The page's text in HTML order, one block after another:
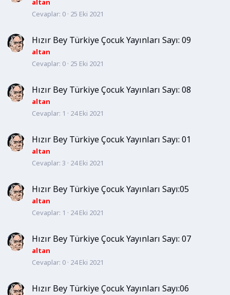
altan
Cevaplar 0 25 Eki 2021
Hızır Bey Türkiye Çocuk Yayınları Sayı: 09
altan
Cevaplar 0 25 Eki 2021
Hızır Bey Türkiye Çocuk Yayınları Sayı: 08
altan
Cevaplar 1 24 Eki 2021
Hızır Bey Türkiye Çocuk Yayınları Sayı: 01
altan
Cevaplar 3 24 Eki 2021
Hızır Bey Türkiye Çocuk Yayınları Sayı:05
altan
Cevaplar 1 24 Eki 2021
Hızır Bey Türkiye Çocuk Yayınları Sayı: 07
altan
Cevaplar 0 24 Eki 2021
Hızır Bey Türkiye Çocuk Yayınları Sayı:06